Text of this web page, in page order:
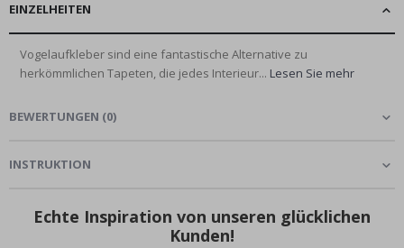
EINZELHEITEN
Vogelaufkleber sind eine fantastische Alternative zu
herkömmlichen Tapeten, die jedes Interieur... Lesen Sie mehr
BEWERTUNGEN (0)
INSTRUKTION
Echte Inspiration von unseren glücklichen
Kunden!